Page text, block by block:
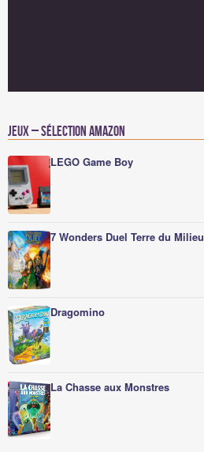
Jeux – Sélection Amazon
LEGO Game Boy
7 Wonders Duel Terre du Milieu
Dragomino
La Chasse aux Monstres